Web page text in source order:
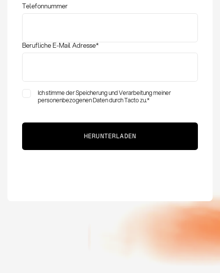
Telefonnummer
Berufliche E-Mail Adresse*
Ich stimme der Speicherung und Verarbeitung meiner
personenbezogenen Daten durch Tacto zu.*